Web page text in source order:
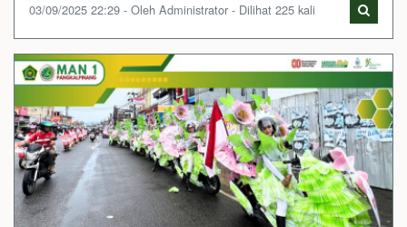
03/09/2025 22:29 - Oleh Administrator - Dilihat 225 kali